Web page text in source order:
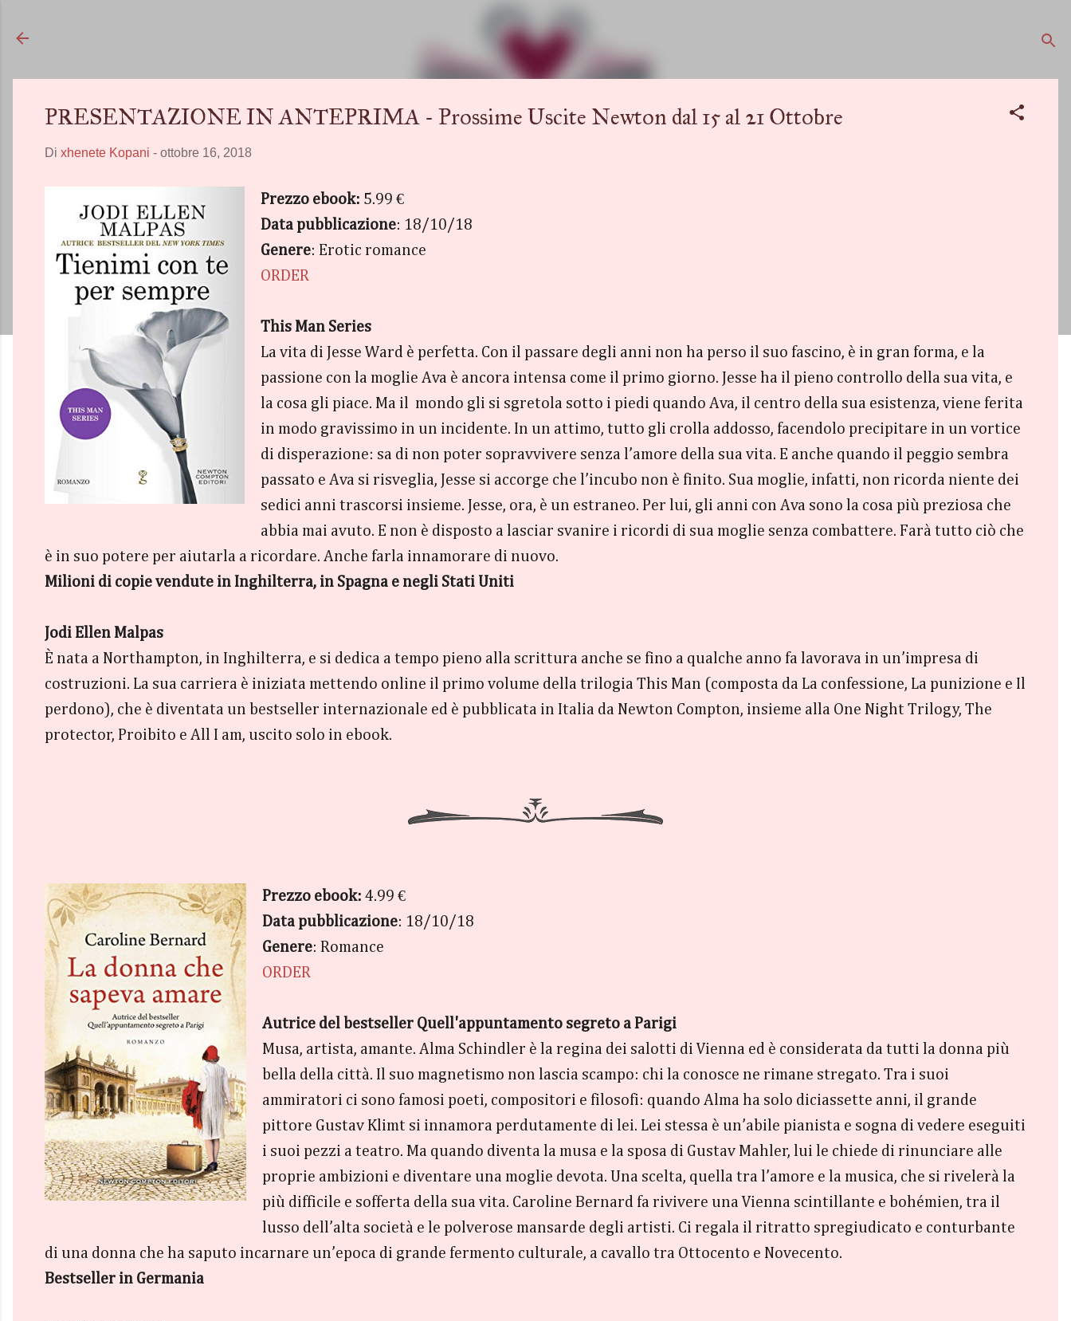
PRESENTAZIONE IN ANTEPRIMA - Prossime Uscite Newton dal 15 al 21 Ottobre
Di xhenete Kopani - ottobre 16, 2018
Prezzo ebook: 5.99 €
Data pubblicazione: 18/10/18
Genere: Erotic romance
ORDER
This Man Series
La vita di Jesse Ward è perfetta. Con il passare degli anni non ha perso il suo fascino, è in gran forma, e la
passione con la moglie Ava è ancora intensa come il primo giorno. Jesse ha il pieno controllo della sua vita, e
la cosa gli piace. Ma il mondo gli si sgretola sotto i piedi quando Ava, il centro della sua esistenza, viene ferita
in modo gravissimo in un incidente. In un attimo, tutto gli crolla addosso, facendolo precipitare in un vortice
di disperazione: sa di non poter sopravvivere senza l’amore della sua vita. E anche quando il peggio sembra
passato e Ava si risveglia, Jesse si accorge che l’incubo non è finito. Sua moglie, infatti, non ricorda niente dei
sedici anni trascorsi insieme. Jesse, ora, è un estraneo. Per lui, gli anni con Ava sono la cosa più preziosa che
abbia mai avuto. E non è disposto a lasciar svanire i ricordi di sua moglie senza combattere. Farà tutto ciò che
è in suo potere per aiutarla a ricordare. Anche farla innamorare di nuovo.
Milioni di copie vendute in Inghilterra, in Spagna e negli Stati Uniti
Jodi Ellen Malpas
È nata a Northampton, in Inghilterra, e si dedica a tempo pieno alla scrittura anche se fino a qualche anno fa lavorava in un’impresa di
costruzioni. La sua carriera è iniziata mettendo online il primo volume della trilogia This Man (composta da La confessione, La punizione e Il
perdono), che è diventata un bestseller internazionale ed è pubblicata in Italia da Newton Compton, insieme alla One Night Trilogy, The
protector, Proibito e All I am, uscito solo in ebook.
Prezzo ebook: 4.99 €
Data pubblicazione: 18/10/18
Genere: Romance
ORDER
Autrice del bestseller Quell'appuntamento segreto a Parigi
Musa, artista, amante. Alma Schindler è la regina dei salotti di Vienna ed è considerata da tutti la donna più
bella della città. Il suo magnetismo non lascia scampo: chi la conosce ne rimane stregato. Tra i suoi
ammiratori ci sono famosi poeti, compositori e filosofi: quando Alma ha solo diciassette anni, il grande
pittore Gustav Klimt si innamora perdutamente di lei. Lei stessa è un’abile pianista e sogna di vedere eseguiti
i suoi pezzi a teatro. Ma quando diventa la musa e la sposa di Gustav Mahler, lui le chiede di rinunciare alle
proprie ambizioni e diventare una moglie devota. Una scelta, quella tra l’amore e la musica, che si rivelerà la
più difficile e sofferta della sua vita. Caroline Bernard fa rivivere una Vienna scintillante e bohémien, tra il
lusso dell’alta società e le polverose mansarde degli artisti. Ci regala il ritratto spregiudicato e conturbante
di una donna che ha saputo incarnare un’epoca di grande fermento culturale, a cavallo tra Ottocento e Novecento.
Bestseller in Germania